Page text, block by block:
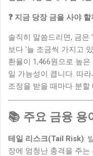
❓ 지금 당장 금을 사야 할
솔직히 말씀드리면, 금은
보다 '늘 조금씩 가지고
환율이 1,466원으로 높
일 가능성이 큽니다. 따
조정을 받을 때마다 분
📚 주요 금융 용
테일 리스크(Tail Risk):
장에 엄청난 충격을 주